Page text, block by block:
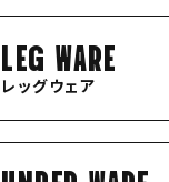
LEG WARE
レッグウェア